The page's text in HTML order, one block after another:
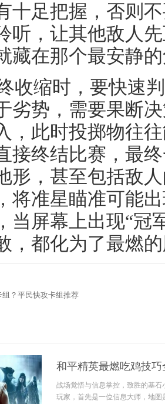
十足把握，否则
听，让其他敌人
藏在那个最安静
收缩时，要快速
劣势，需要果断
，此时投掷物往
接终结比赛，最
形，甚至包括敌
将准星瞄准可能
当屏幕上出现“冠
，都化为了最燃
？平民快攻卡组推荐
和平精英最燃吃鸡技巧
战场觉悟与信息掌控，致胜的基
玩家，首先是一位信息大师，地